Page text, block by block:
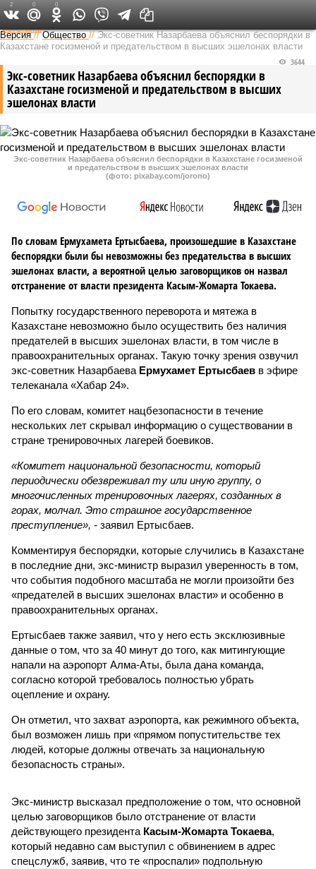
Федеральный выпуск
Версия //Общество //Экс-советник Назарбаева объяснил беспорядки в
Казахстане госизменой и предательством в высших эшелонах власти
Экс-советник Назарбаева объяснил беспорядки в
Казахстане госизменой и предательством в высших
эшелонах власти
3644
Экс-советник Назарбаева объяснил беспорядки в Казахстане госизменой
и предательством в высших эшелонах власти
(фото: pixabay.com/jorono)
По словам Ермухамета Ертысбаева, произошедшие в Казахстане
беспорядки были бы невозможны без предательства в высших
эшелонах власти, а вероятной целью заговорщиков он назвал
отстранение от власти президента Касым-Жомарта Токаева.
Попытку государственного переворота и мятежа в
Казахстане невозможно было осуществить без наличия
предателей в высших эшелонах власти, в том числе в
правоохранительных органах. Такую точку зрения озвучил
экс-советник Назарбаева Ермухамет Ертысбаев в эфире
телеканала «Хабар 24».
По его словам, комитет нацбезопасности в течение
нескольких лет скрывал информацию о существовании в
стране тренировочных лагерей боевиков.
«Комитет национальной безопасности, который
периодически обезвреживал ту или иную группу, о
многочисленных тренировочных лагерях, созданных в
горах, молчал. Это страшное государственное
преступление», - заявил Ертысбаев.
Комментируя беспорядки, которые случились в Казахстане
в последние дни, экс-министр выразил уверенность в том,
что события подобного масштаба не могли произойти без
«предателей в высших эшелонах власти» и особенно в
правоохранительных органах.
Ертысбаев также заявил, что у него есть эксклюзивные
данные о том, что за 40 минут до того, как митингующие
напали на аэропорт Алма-Аты, была дана команда,
согласно которой требовалось полностью убрать
оцепление и охрану.
Он отметил, что захват аэропорта, как режимного объекта,
был возможен лишь при «прямом попустительстве тех
людей, которые должны отвечать за национальную
безопасность страны».
Экс-министр высказал предположение о том, что основной
целью заговорщиков было отстранение от власти
действующего президента Касым-Жомарта Токаева,
который недавно сам выступил с обвинением в адрес
спецслужб, заявив, что те «проспали» подпольную
2 0 0